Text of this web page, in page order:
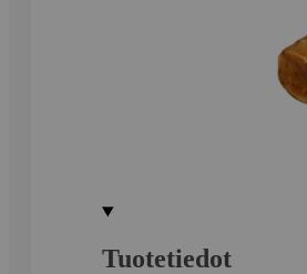
Tuotetiedot